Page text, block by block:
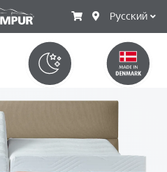
Русский